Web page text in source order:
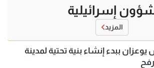
إسرائيلية
المزيد
ببدء إنشاء بنية تحتية لمدينة